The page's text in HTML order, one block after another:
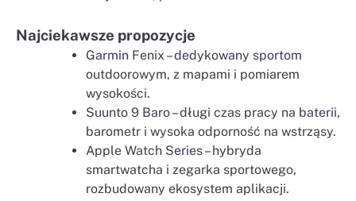
Najciekawsze propozycje
Garmin Fenix – dedykowany sportom
outdoorowym, z mapami i pomiarem
wysokości.
Suunto 9 Baro – długi czas pracy na baterii,
barometr i wysoka odporność na wstrząsy.
Apple Watch Series – hybryda
smartwatcha i zegarka sportowego,
rozbudowany ekosystem aplikacji.